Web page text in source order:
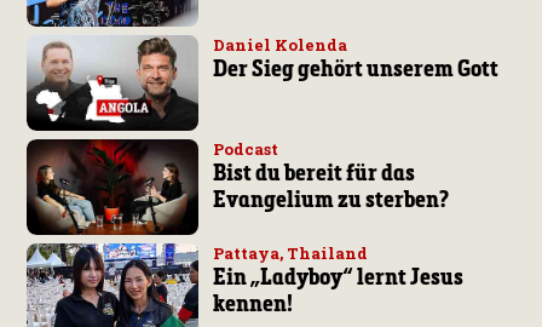
Daniel Kolenda
Der Sieg gehört unserem Gott
Podcast
Bist du bereit für das
Evangelium zu sterben?
Pattaya, Thailand
Ein „Ladyboy“ lernt Jesus
kennen!